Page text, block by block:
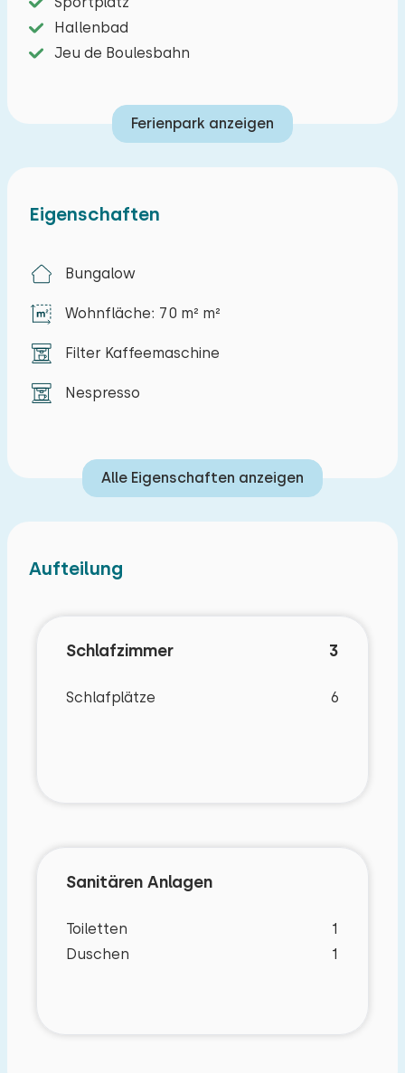
Mahlzeiten zuzubereiten. Sie umfasst einen
Kühlschrank mit Gefrierfach, eine Mikrowelle,
Schlafzimmer mit Doppelbett und zwei weitere
eine nach Süden ausgerichtete Veranda mit
Ein Parkplatz steht am Bungalow zur Verfügung.
Bevorzugte Buchung (gegen Gebühr)
Haustierfrei
Eigenschaften
Bungalow
Wohnfläche: 70 m² m²
Filter Kaffeemaschine
Nespresso
Alle Eigenschaften anzeigen
Aufteilung
Schlafzimmer 3
Schlafplätze 6
Sanitären Anlagen
Toiletten
1
Duschen
1
Hallenbad
Jeu de Boulesbahn
Ferienpark anzeigen